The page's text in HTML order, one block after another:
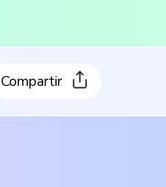
Compartir